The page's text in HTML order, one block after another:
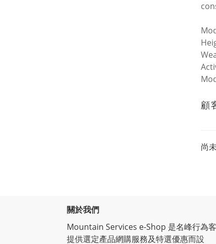
顧
尚
關於我們
Mountain Services e-Shop 是名峰行為
提供選定產品網購服務及特選優惠而設